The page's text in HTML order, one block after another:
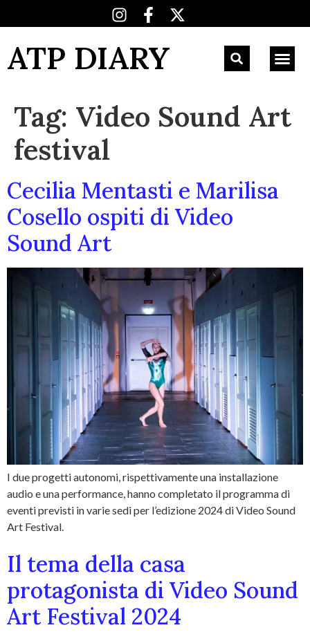
ATP DIARY
Tag: Video Sound Art
festival
Cecilia Mentasti e Marilisa
Cosello ospiti di Video
Sound Art
I due progetti autonomi, rispettivamente una installazione
audio e una performance, hanno completato il programma di
eventi previsti in varie sedi per l’edizione 2024 di Video Sound
Art Festival.
Il tema della casa
protagonista di Video Sound
Art Festival 2024